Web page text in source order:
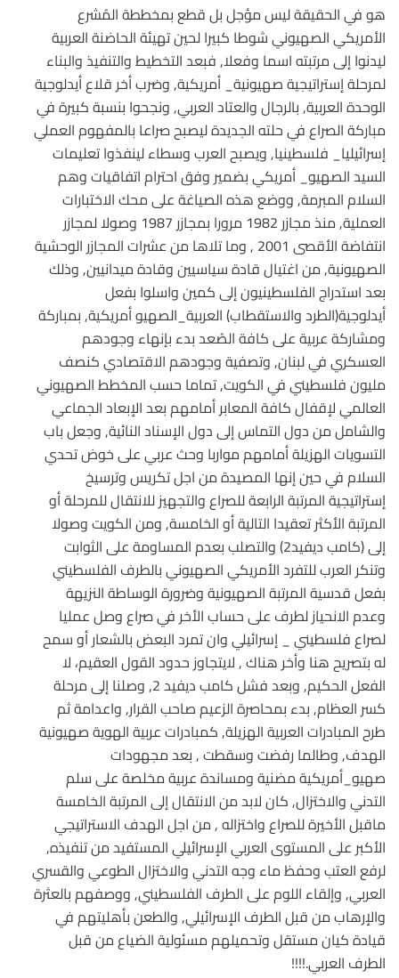
هو في الحقيقة ليس مؤجل بل قطع بمخططة المُشرع
الأمريكي الصهيوني شوطا كبيرا لحين تهيئة الحاضنة العربية
ليدنوا إلى مرتبته اسما وفعلا, فبعد التخطيط والتنفيذ والبناء
لمرحلة إستراتيجية صهيونية_ أمريكية, وضرب أخر قلاع أيدلوجية
الوحدة العربية, بالرجال والعتاد العربي, ونجحوا بنسبة كبيرة في
مباركة الصراع في حلته الجديدة ليصبح صراعا بالمفهوم العملي
إسرائيليا_ فلسطينيا, ويصبح العرب وسطاء لينفذوا تعليمات
السيد الصهيو_ أمريكي بضمير وفق احترام اتفاقيات وهم
السلام المبرمة, ووضع هذه الصياغة على محك الاختبارات
العملية, منذ مجازر 1982 مرورا بمجازر 1987 وصولا لمجازر
انتفاضة الأقصى 2001 , وما تلاها من عشرات المجازر الوحشية
الصهيونية, من اغتيال قادة سياسيين وقادة ميدانيين, وذلك
بعد استدراج الفلسطينيون إلى كمين واسلوا بفعل
أيدلوجية(الطرد والاستقطاب) العربية_الصهيو أمريكية, بمباركة
ومشاركة عربية على كافة الصُعد بدء بإنهاء وجودهم
العسكري في لبنان, وتصفية وجودهم الاقتصادي كنصف
مليون فلسطيني في الكويت, تماما حسب المخطط الصهيوني
العالمي لإقفال كافة المعابر أمامهم بعد الإبعاد الجماعي
والشامل من دول التماس إلى دول الإسناد النائية, وجعل باب
التسويات الهزيلة أمامهم مواربا وحث عربي على خوض تحدي
السلام في حين إنها المصيدة من اجل تكريس وترسيخ
إستراتيجية المرتبة الرابعة للصراع والتجهيز للانتقال للمرحلة أو
المرتبة الأكثر تعقيدا التالية أو الخامسة, ومن الكويت وصولا
إلى (كامب ديفيد2) والتصلب بعدم المساومة على الثوابت
وتنكر العرب للتفرد الأمريكي الصهيوني بالطرف الفلسطيني
بفعل قدسية المرتبة الصهيونية وضرورة الوساطة النزيهة
وعدم الانحياز لطرف على حساب الأخر في صراع وصل عمليا
لصراع فلسطيني _ إسرائيلي وان تمرد البعض بالشعار أو سمح
له بتصريح هنا وأخر هناك , لايتجاوز حدود القول العقيم، لا
الفعل الحكيم, وبعد فشل كامب ديفيد 2, وصلنا إلى مرحلة
كسر العظام, بدء بمحاصرة الزعيم صاحب القرار, واعدامة ثم
طرح المبادرات العربية الهزيلة, كمبادرات عربية الهوية صهيونية
الهدف, وطالما رفضت وسقطت , بعد مجهودات
صهيو_أمريكية مضنية ومساندة عربية مخلصة على سلم
التدني والاختزال, كان لابد من الانتقال إلى المرتبة الخامسة
ماقبل الأخيرة للصراع واختزاله , من اجل الهدف الاستراتيجي
الأكبر على المستوى العربي الإسرائيلي المستفيد من تنفيذه,
لرفع العتب وحفظ ماء وجه التدني والاختزال الطوعي والقسري
العربي, وإلقاء اللوم على الطرف الفلسطيني, ووصفهم بالعثرة
والإرهاب من قبل الطرف الإسرائيلي, والطعن بأهليتهم في
قيادة كيان مستقل وتحميلهم مسئولية الضياع من قبل
الطرف العربي.!!!!